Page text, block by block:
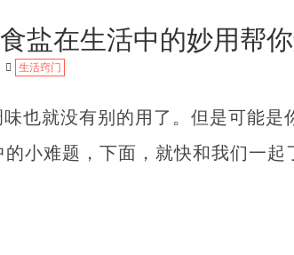
盐在生活中的妙用帮
生活窍门
也就没有别的用了。但是可能是
小难题，下面，就快和我们一起